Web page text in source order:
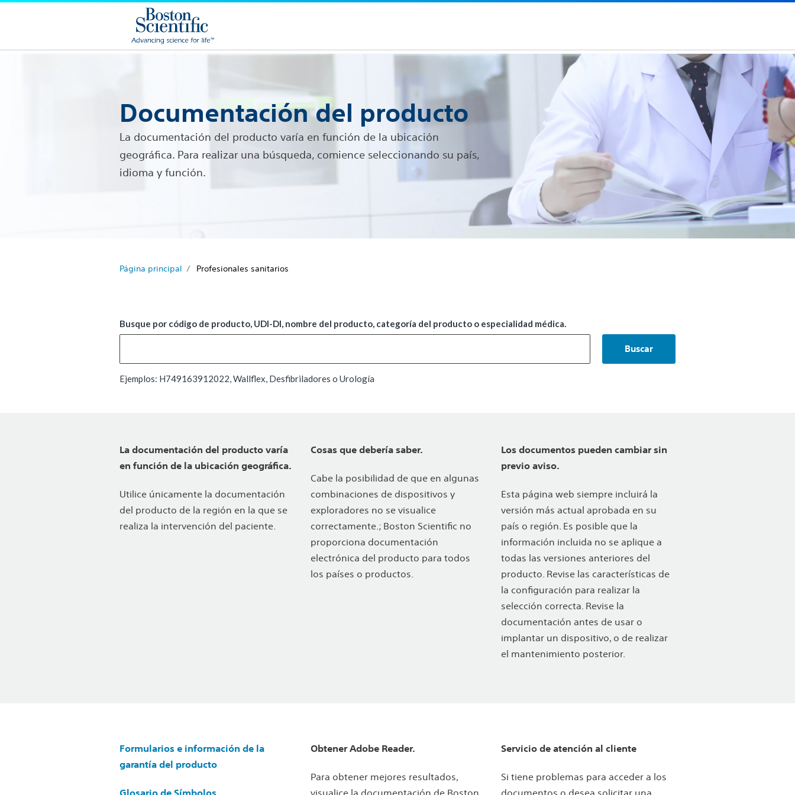
Documentación del producto
La documentación del producto varía en función de la ubicación
geográfica. Para realizar una búsqueda, comience seleccionando su país,
idioma y función.
Página principal Profesionales sanitarios
Busque por código de producto, UDI-DI, nombre del producto, categoría del producto o especialidad médica.
Buscar
Ejemplos: H749163912022, Wallflex, Desfibriladores o Urología
La documentación del producto varía
en función de la ubicación geográfica.
Utilice únicamente la documentación
del producto de la región en la que se
realiza la intervención del paciente.
Cosas que debería saber.
Cabe la posibilidad de que en algunas
combinaciones de dispositivos y
exploradores no se visualice
correctamente.; Boston Scientific no
proporciona documentación
electrónica del producto para todos
los países o productos.
Los documentos pueden cambiar sin
previo aviso.
Esta página web siempre incluirá la
versión más actual aprobada en su
país o región. Es posible que la
información incluida no se aplique a
todas las versiones anteriores del
producto. Revise las características de
la configuración para realizar la
selección correcta. Revise la
documentación antes de usar o
implantar un dispositivo, o de realizar
el mantenimiento posterior.
Formularios e información de la
garantía del producto
Glosario de Símbolos
Obtener Adobe Reader.
Para obtener mejores resultados,
visualice la documentación de Boston
Servicio de atención al cliente
Si tiene problemas para acceder a los
documentos o desea solicitar una